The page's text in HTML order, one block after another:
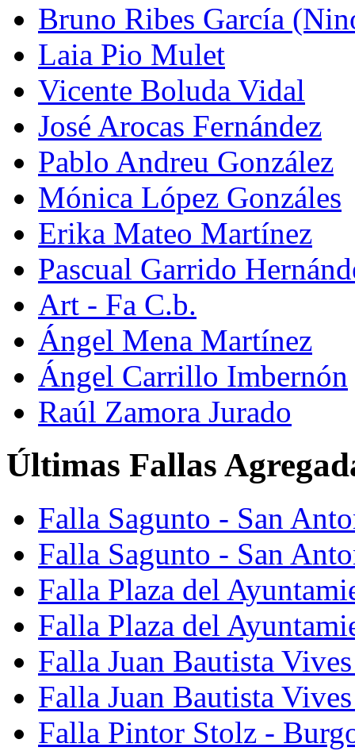
Bruno Ribes García
Laia Pio Mulet
Vicente Boluda Vidal
José Arocas Fernández
Pablo Andreu González
Mónica López Gonzáles
Erika Mateo Martínez
Pascual Garrido
Art - Fa C.b.
Ángel Mena Martínez
Ángel Carrillo Imbernón
Raúl Zamora Jurado
Últimas Fallas
Falla Sagunto - San
Falla Sagunto - San
Falla Plaza del
Falla Plaza del
Falla Juan Bautista
Falla Juan Bautista
Falla Pintor Stolz -